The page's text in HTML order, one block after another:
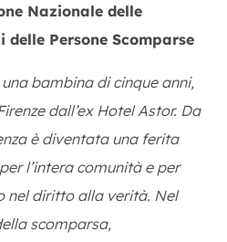
Nazionale delle
Persone Scomparse
bambina di cinque anni,
dall’ex Hotel Astor. Da
è diventata una ferita
l’intera comunità e per
nel diritto alla verità. Nel
scomparsa,